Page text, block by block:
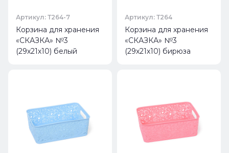
Артикул: Т264-7
Корзина для хранения
«СКАЗКА» №3
(29х21х10) белый
Артикул: Т264
Корзина для хранения
«СКАЗКА» №3
(29х21х10) бирюза